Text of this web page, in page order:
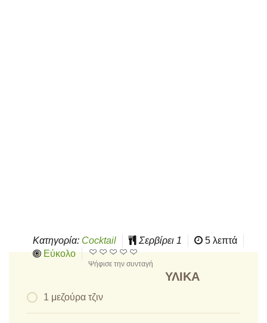
Κατηγορία: Cocktail Σερβίρει 1
5 λεπτά
Εύκολο
Ψήφισε την συνταγή
ΥΛΙΚΆ
1 μεζούρα τζιν